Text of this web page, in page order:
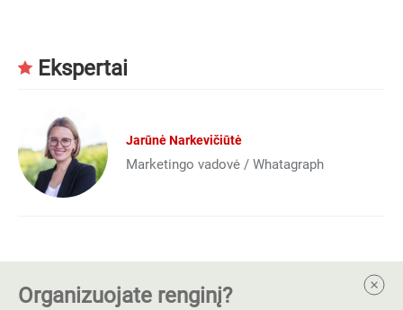
Ekspertai
Jarūnė Narkevičiūtė
Marketingo vadovė / Whatagraph
Organizuojate renginį?